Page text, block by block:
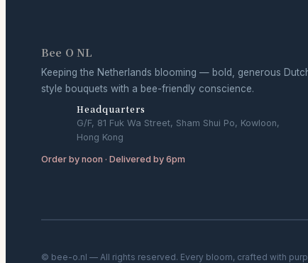
Bee O NL
Keeping the Netherlands blooming — bold, generous
style bouquets with a bee-friendly conscience.
Headquarters
G/F, 81 Fuk Wa Street, Sham Shui Po, Kowloon,
Hong Kong
Order by noon · Delivered by 6pm
© bee-o.nl — All rights reserved. Every bloom, crafted with